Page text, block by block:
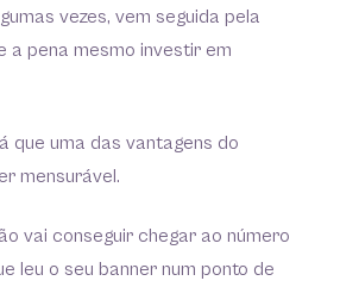
vezes, vem seguida pela
a pena mesmo investir em
que uma das vantagens do
mensurável.
vai conseguir chegar ao número
leu o seu banner num ponto de